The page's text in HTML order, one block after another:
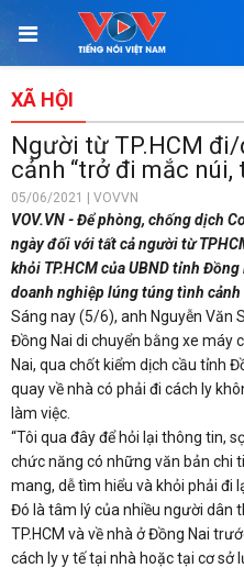
XÃ HỘI
Người từ TP.HCM
cảnh “trở đi mắc núi,
05/06/2021 | VOVVN
VOV.VN - Để phòng, chống dịch
ngày đối với tất cả người từ
khỏi TP.HCM của UBND tỉnh
doanh nghiệp lúng túng tình cảnh
Sáng nay (5/6), anh Nguyễn Văn
Đồng Nai di chuyển bằng xe máy
Nai, qua chốt kiểm dịch cầu tỉnh
quay về nhà có phải đi cách ly
làm việc.
“Tôi qua đây để hỏi lại thông tin,
chức năng có những văn bản chi
mang, dễ tìm hiểu và khỏi phải đi
Đó là tâm lý của nhiều người dân
TP.HCM và về nhà ở Đồng Nai
cách ly y tế tại nhà hoặc tại cơ